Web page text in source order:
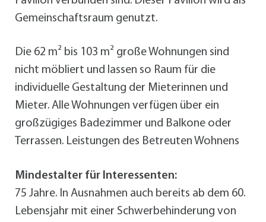
Gemeinschaftsraum genutzt.
Die 62 m² bis 103 m² große Wohnungen sind
nicht möbliert und lassen so Raum für die
individuelle Gestaltung der Mieterinnen und
Mieter. Alle Wohnungen verfügen über ein
großzügiges Badezimmer und Balkone oder
Terrassen. Leistungen des Betreuten Wohnens
Mindestalter für Interessenten:
75 Jahre. In Ausnahmen auch bereits ab dem 60.
Lebensjahr mit einer Schwerbehinderung von